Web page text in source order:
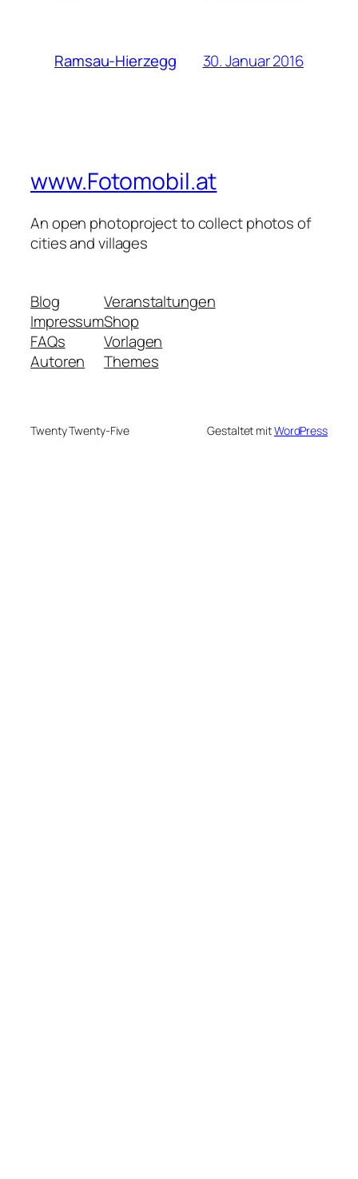
Ramsau-Hierzegg 30. Januar 2016
www.Fotomobil.at
An open photoproject to collect photos of
cities and villages
Blog
Impressum
FAQs
Autoren
Veranstaltungen
Shop
Vorlagen
Themes
Twenty Twenty-Five Gestaltet mitWordPress